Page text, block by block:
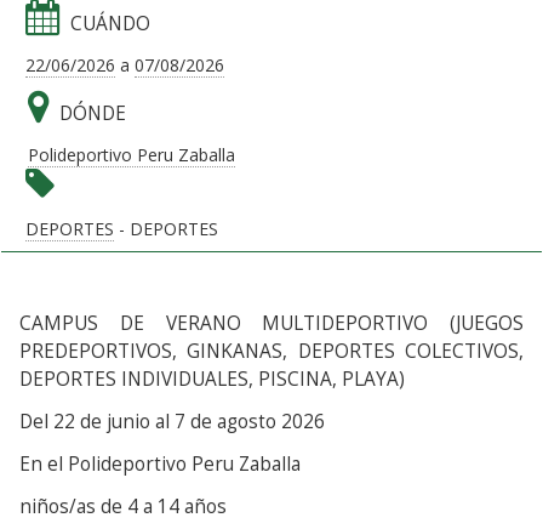
CUÁNDO
22/06/2026 a 07/08/2026
DÓNDE
Polideportivo Peru Zaballa
DEPORTES - DEPORTES
CAMPUS DE VERANO MULTIDEPORTIVO (JUEGOS
PREDEPORTIVOS, GINKANAS, DEPORTES COLECTIVOS,
DEPORTES INDIVIDUALES, PISCINA, PLAYA)
Del 22 de junio al 7 de agosto 2026
En el Polideportivo Peru Zaballa
niños/as de 4 a 14 años